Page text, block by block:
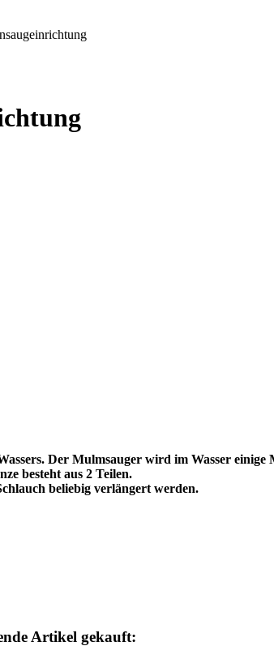
Der Mulmsauger wird im Wasser
besteht aus 2 Teilen.
beliebig verlängert werden.
Artikel gekauft: